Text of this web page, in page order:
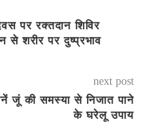
पर रक्तदान शिविर
से शरीर पर दुष्प्रभाव
next post
की समस्या से निजात पाने
के घरेलू उपाय